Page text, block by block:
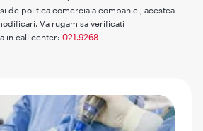
de politica comerciala companiei, acestea
Va rugam sa verificati
in call center: 021.9268